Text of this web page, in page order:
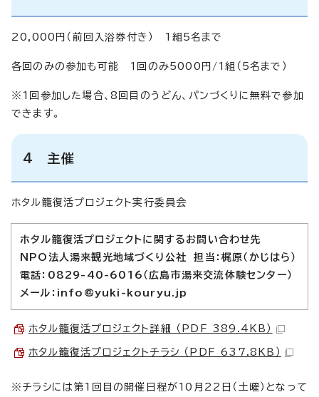
20,000円（前回入浴券付き） 1組5名まで
各回のみの参加も可能 1回のみ5000円/1組（5名まで）
※1回参加した場合、8回目のうどん、パンづくりに無料で参加
できます。
4 主催
ホタル籠復活プロジェクト実行委員会
ホタル籠復活プロジェクトに関するお問い合わせ先
NPO法人湯来観光地域づくり公社 担当：梶原（かじはら）
電話：0829-40-6016（広島市湯来交流体験センター）
メール： info@yuki-kouryu.jp
ホタル籠復活プロジェクト詳細 （PDF 389.4KB）
ホタル籠復活プロジェクトチラシ （PDF 637.8KB）
※チラシには第1回目の開催日程が10月22日（土曜）となって